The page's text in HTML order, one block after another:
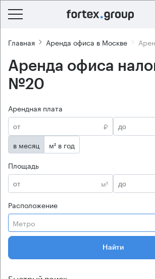
Главная Аренда офиса в Москве
Аренда офиса
№20
Арендная плата
₽
в месяц
м² в год
Площадь
м²
Расположение
Метро
Найти